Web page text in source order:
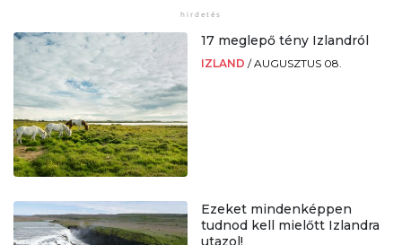
17 meglepő tény Izlandról
IZLAND /AUGUSZTUS 08.
Ezeket mindenképpen
tudnod kell mielőtt Izlandra
utazol!